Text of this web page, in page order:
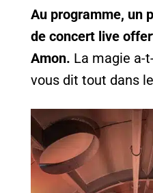
Au programme, un
de concert live
Amon. La magie a-
vous dit tout dans